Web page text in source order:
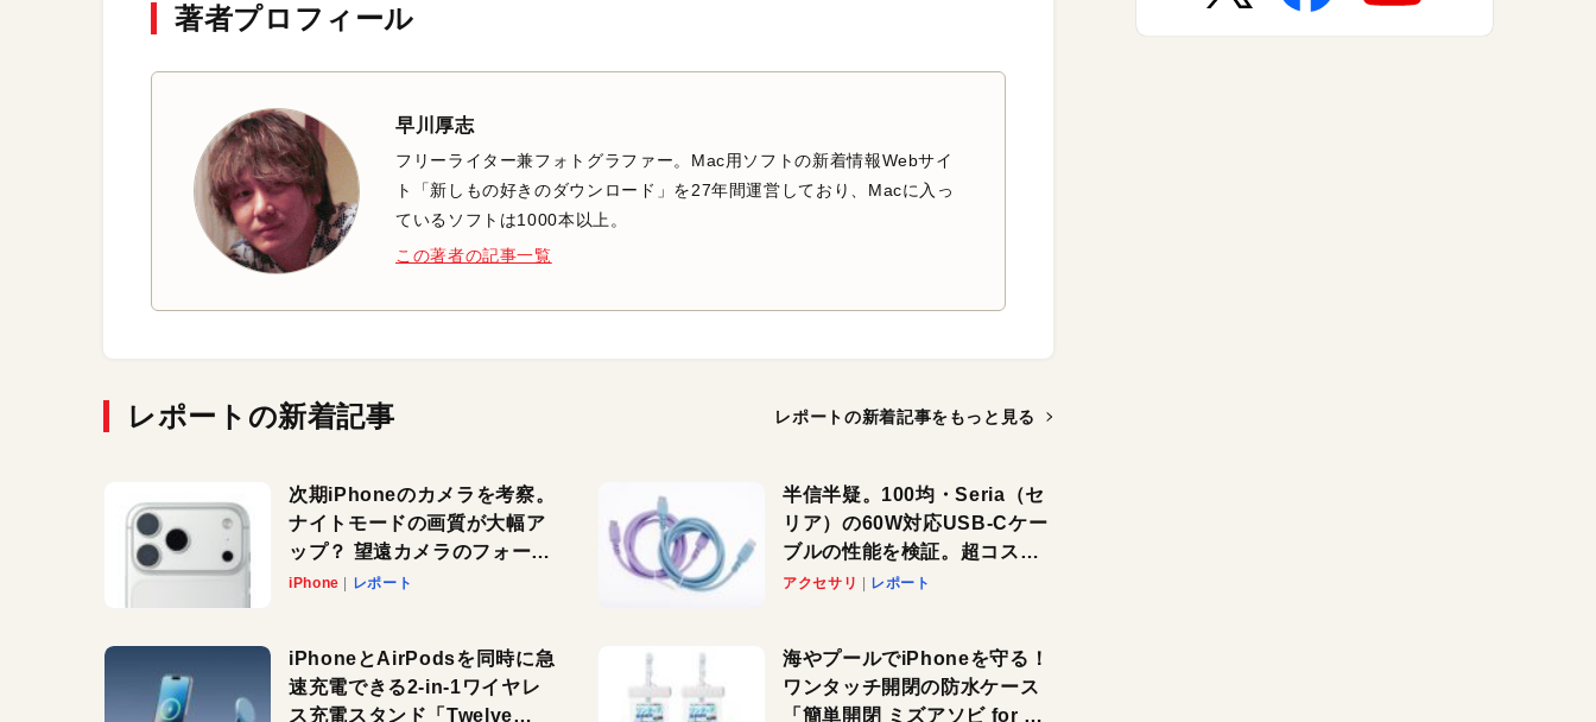
著者プロフィール
早川厚志
フリーライター兼フォトグラファー。Mac用ソフトの新着情報Webサイ
ト「新しもの好きのダウンロード」を27年間運営しており、Macに入っ
ているソフトは1000本以上。
この著者の記事一覧
レポートの新着記事 レポートの新着記事をもっと見る
次期iPhoneのカメラを考察。
ナイトモードの画質が大幅ア
ップ？ 望遠カメラのフォーカ
スがさらにシャープに？
iPhone レポート
半信半疑。100均・Seria（セ
リア）の60W対応USB-Cケー
ブルの性能を検証。超コスパ
の1本を発見か？
アクセサリ レポート
iPhoneとAirPodsを同時に急
速充電できる2-in-1ワイヤレ
ス充電スタンド「Twelve
海やプールでiPhoneを守る！
ワンタッチ開閉の防水ケース
「簡単開閉 ミズアソビ for ス